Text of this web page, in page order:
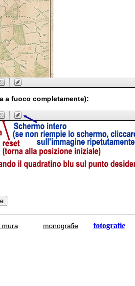
a fuoco completamente):
mura monografie fotografie